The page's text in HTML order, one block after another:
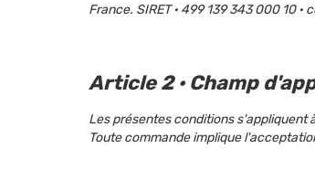
France. SIRET · 499 139 343 000 10
Article 2 · Champ
Les présentes conditions s'appliquent
Toute commande implique